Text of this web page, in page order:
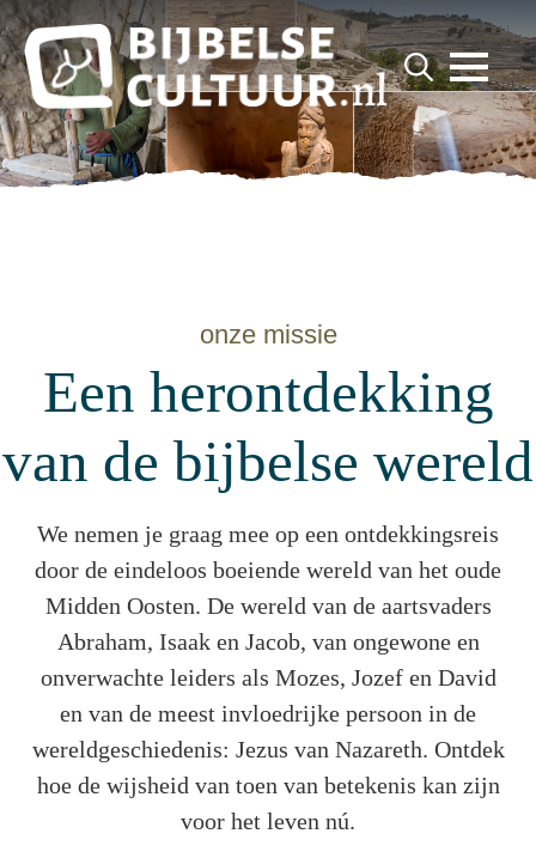
Search
for:
for:
onze missie
Een herontdekking
van de bijbelse wereld
We nemen je graag mee op een ontdekkingsreis
door de eindeloos boeiende wereld van het oude
Midden Oosten. De wereld van de aartsvaders
Abraham, Isaak en Jacob, van ongewone en
onverwachte leiders als Mozes, Jozef en David
en van de meest invloedrijke persoon in de
wereldgeschiedenis: Jezus van Nazareth. Ontdek
hoe de wijsheid van toen van betekenis kan zijn
voor het leven nú.